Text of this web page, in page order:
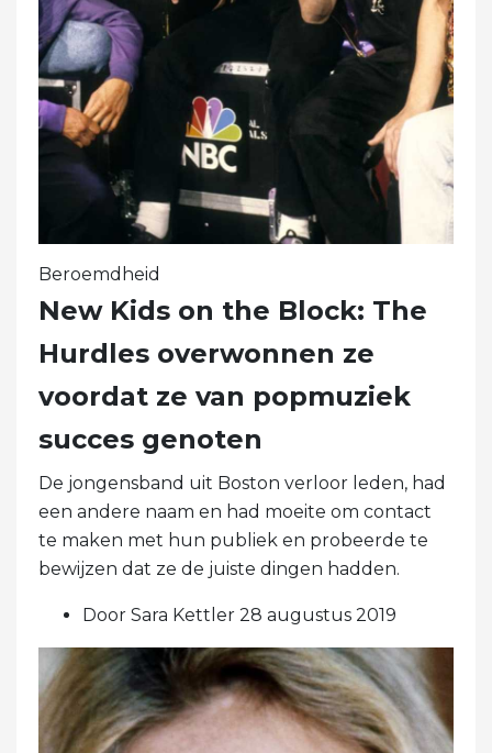
Beroemdheid
New Kids on the Block: The
Hurdles overwonnen ze
voordat ze van popmuziek
succes genoten
De jongensband uit Boston verloor leden, had
een andere naam en had moeite om contact
te maken met hun publiek en probeerde te
bewijzen dat ze de juiste dingen hadden.
Door Sara Kettler 28 augustus 2019